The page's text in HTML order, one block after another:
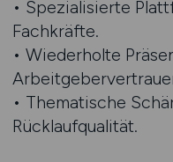
• Spezialisierte
Fachkräfte.
• Wiederholte
• Thematische
Rücklaufqualität.